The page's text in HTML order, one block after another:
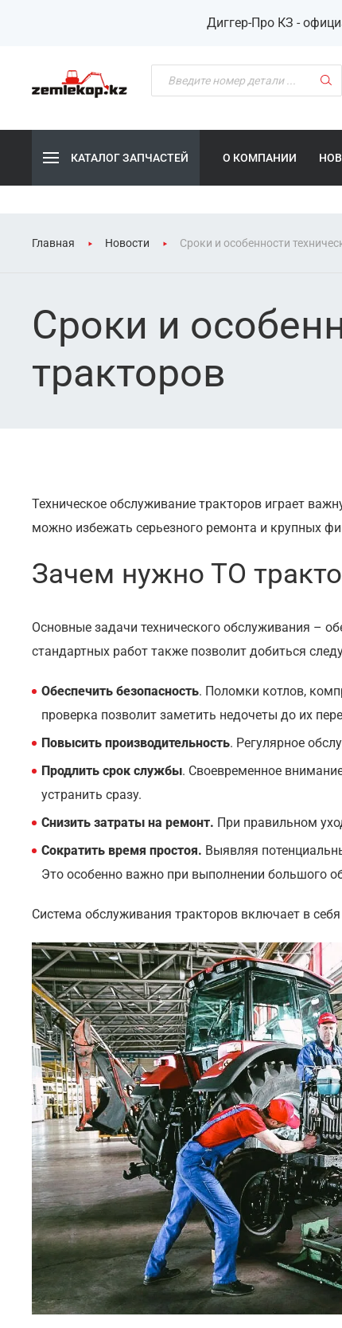
Диггер-Про КЗ -
КАТАЛОГ ЗАПЧАСТЕЙ О КОМПАНИИ
Главная Новости Сроки и особенности
Сроки и
тракторов
Техническое обслуживание тракторов играет
можно избежать серьезного ремонта и крупных
Зачем нужно ТО
Основные задачи технического обслуживания –
стандартных работ также позволит добиться
Обеспечить безопасность. Поломки котлов,
проверка позволит заметить недочеты до их
Повысить производительность. Регулярное
Продлить срок службы. Своевременное
устранить сразу.
Снизить затраты на ремонт. При правильном
Сократить время простоя. Выявляя
Это особенно важно при выполнении большого
Система обслуживания тракторов включает в